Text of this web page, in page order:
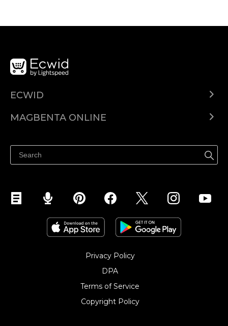
ECWID
Help center
MAGBENTA ONLINE
Ibenta sa Facebook
Privacy Policy
DPA
Terms of Service
Copyright Policy‎